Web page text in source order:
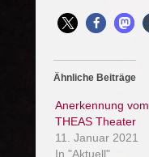
Ähnliche Beiträge
Anerkennung vom
THEAS Theater
11. Januar 2021
In "Aktuell"